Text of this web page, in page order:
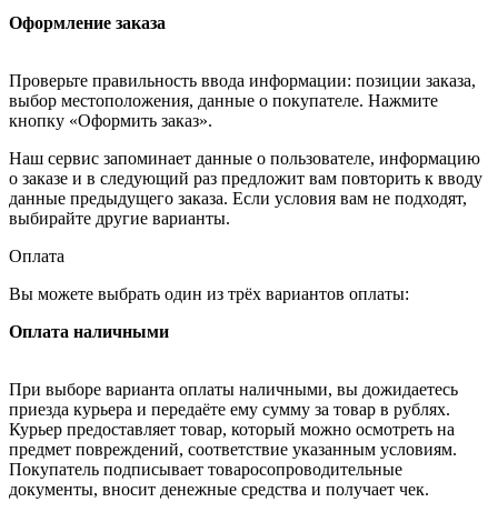
Оформление заказа
Проверьте правильность ввода информации: позиции заказа,
выбор местоположения, данные о покупателе. Нажмите
кнопку «Оформить заказ».
Наш сервис запоминает данные о пользователе, информацию
о заказе и в следующий раз предложит вам повторить к вводу
данные предыдущего заказа. Если условия вам не подходят,
выбирайте другие варианты.
Оплата
Вы можете выбрать один из трёх вариантов оплаты:
Оплата наличными
При выборе варианта оплаты наличными, вы дожидаетесь
приезда курьера и передаёте ему сумму за товар в рублях.
Курьер предоставляет товар, который можно осмотреть на
предмет повреждений, соответствие указанным условиям.
Покупатель подписывает товаросопроводительные
документы, вносит денежные средства и получает чек.